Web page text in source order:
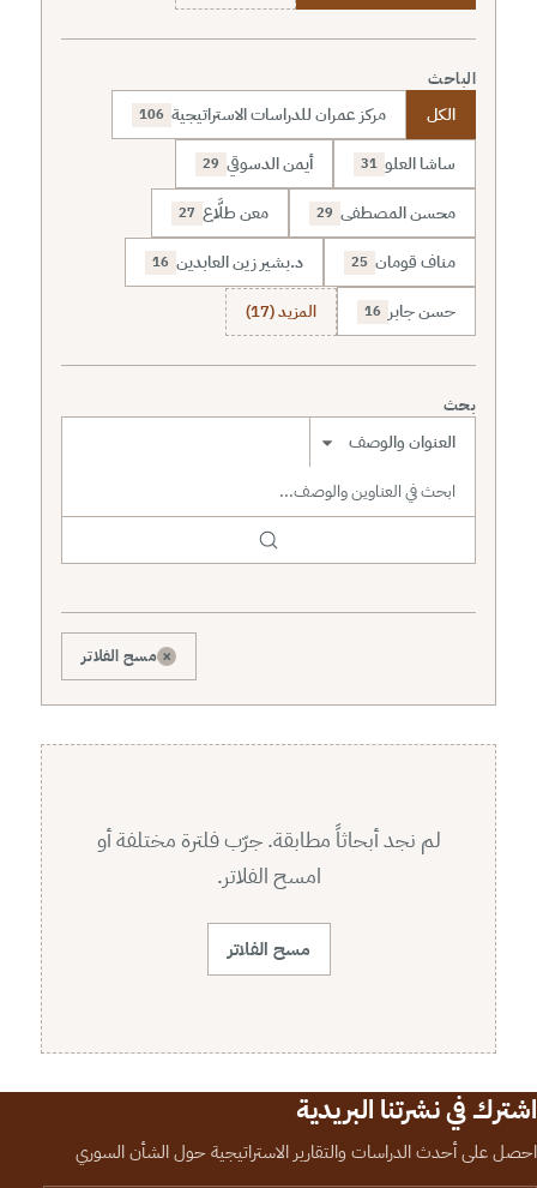
الباحث
الكل مركز عمران للدراسات الاستراتيجية 106
ساشا العلو 31 أيمن الدسوقي 29
محسن المصطفى 29 معن طلَّاع 27
مناف قومان 25 د.بشير زين العابدين 16
حسن جابر 16 المزيد (17)
بحث
نطاق البحث
× مسح الفلاتر
لم نجد أبحاثاً مطابقة. جرّب فلترة مختلفة أو
امسح الفلاتر.
مسح الفلاتر
اشترك في نشرتنا البريدية
احصل على أحدث الدراسات والتقارير الاستراتيجية حول الشأن السوري